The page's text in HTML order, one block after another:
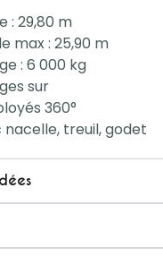
: 29,80 m
max : 25,90 m
: 6 000 kg
sur
360°
treuil, godet